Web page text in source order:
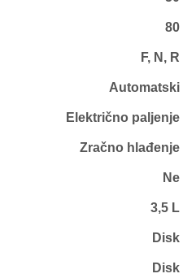
80
F, N, R
Automatski
Električno paljenje
Zračno hlađenje
Ne
3,5 L
Disk
Disk